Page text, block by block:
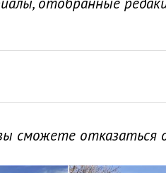
сможете отказаться